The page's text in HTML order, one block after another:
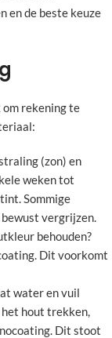
en de beste keuze
rekening te
(zon) en
weken tot
Sommige
vergrijzen.
behouden?
Dit voorkomt
water en vuil
het hout trekken,
Dit stoot